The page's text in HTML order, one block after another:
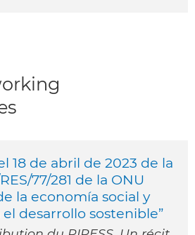
18 de abril de 2023 de la
77/281 de la ONU
la economía social y
desarrollo sostenible”